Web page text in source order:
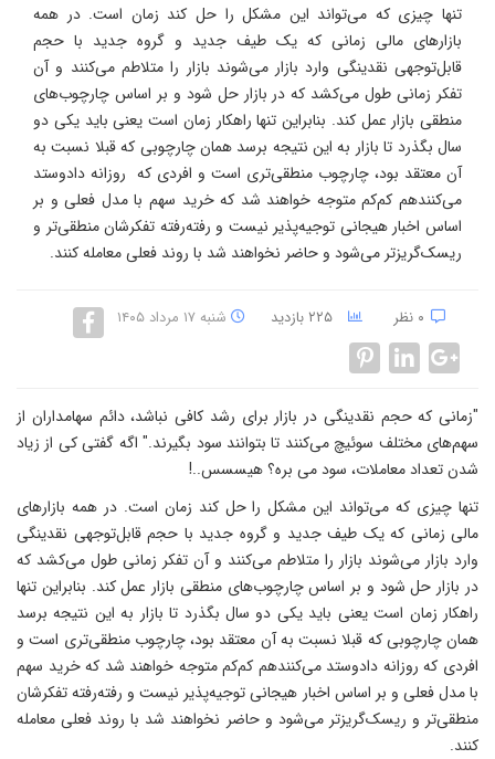
تنها چیزی که می‌تواند این مشکل را حل کند زمان است. در همه
بازارهای مالی زمانی که یک طیف جدید و گروه جدید با حجم
قابل‌توجهی نقدینگی وارد بازار می‌شوند بازار را متلاطم می‌کنند و آن
تفکر زمانی طول می‌کشد که در بازار حل شود و بر اساس چارچوب‌های
منطقی بازار عمل کند. بنابراین تنها راهکار زمان است یعنی باید یکی دو
سال بگذرد تا بازار به این نتیجه برسد همان چارچوبی که قبلا نسبت به
آن معتقد بود، چارچوب منطقی‌تری است و افردی که روزانه دادوستد
می‌کنندهم کم‌کم متوجه خواهند شد که خرید سهم با مدل فعلی و بر
اساس اخبار هیجانی توجیه‌پذیر نیست و رفته‌رفته تفکرشان منطقی‌تر و
ریسک‌گریزتر می‌شود و حاضر نخواهند شد با روند فعلی معامله کنند.
شنبه ۱۷ مرداد ۱۴۰۵
"زمانی که حجم نقدینگی در بازار برای رشد کافی نباشد، دائم سهامداران از
سهم‌های مختلف سوئیچ می‌کنند تا بتوانند سود بگیرند." اگه گفتی کی از زیاد
شدن تعداد معاملات، سود می بره؟ هیسسس..!
تنها چیزی که می‌تواند این مشکل را حل کند زمان است. در همه بازارهای
مالی زمانی که یک طیف جدید و گروه جدید با حجم قابل‌توجهی نقدینگی
وارد بازار می‌شوند بازار را متلاطم می‌کنند و آن تفکر زمانی طول می‌کشد که
در بازار حل شود و بر اساس چارچوب‌های منطقی بازار عمل کند. بنابراین تنها
راهکار زمان است یعنی باید یکی دو سال بگذرد تا بازار به این نتیجه برسد
همان چارچوبی که قبلا نسبت به آن معتقد بود، چارچوب منطقی‌تری است و
افردی که روزانه دادوستد می‌کنندهم کم‌کم متوجه خواهند شد که خرید سهم
با مدل فعلی و بر اساس اخبار هیجانی توجیه‌پذیر نیست و رفته‌رفته تفکرشان
منطقی‌تر و ریسک‌گریزتر می‌شود و حاضر نخواهند شد با روند فعلی معامله
کنند.